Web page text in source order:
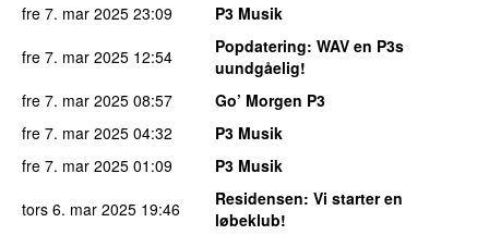
fre 7. mar 2025 23:09
P3 Musik
fre 7. mar 2025 12:54 Popdatering: WAV en P3s
uundgåelig!
fre 7. mar 2025 08:57
Go’ Morgen P3
fre 7. mar 2025 04:32
P3 Musik
fre 7. mar 2025 01:09
P3 Musik
tors 6. mar 2025 19:46 Residensen: Vi starter en
løbeklub!